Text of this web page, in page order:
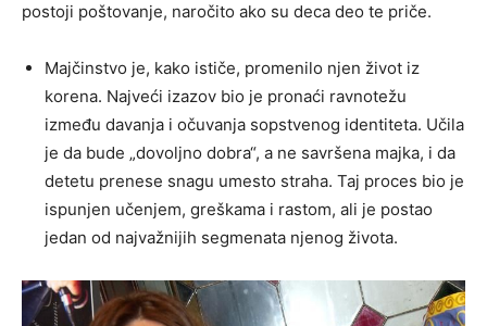
postoji poštovanje, naročito ako su deca deo te priče.
Majčinstvo je, kako ističe, promenilo njen život iz
korena. Najveći izazov bio je pronaći ravnotežu
između davanja i očuvanja sopstvenog identiteta. Učila
je da bude „dovoljno dobra“, a ne savršena majka, i da
detetu prenese snagu umesto straha. Taj proces bio je
ispunjen učenjem, greškama i rastom, ali je postao
jedan od najvažnijih segmenata njenog života.